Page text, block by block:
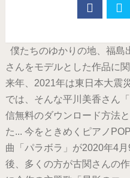
僕たちのゆかりの地、福島
さんをモデルとした作品に
来年、2021年は東日本大
では、そんな平川美香さん
信無料のダウンロード方法
た... 今をときめくピアノ
曲「パラボラ」が2020年4
後、多くの方が古関さんの